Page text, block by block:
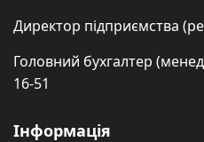
Директор підприємства
Головний бухгалтер
16-51
Інформація